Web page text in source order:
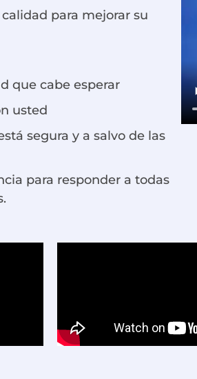
para mejorar su
que cabe esperar
usted
segura y a salvo de las
para responder a todas